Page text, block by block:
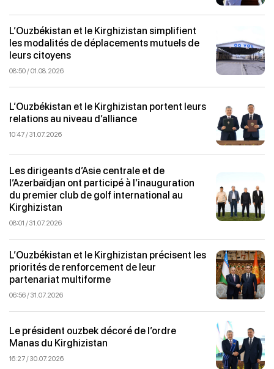
L’Ouzbékistan et le Kirghizistan simplifient
les modalités de déplacements mutuels de
leurs citoyens
08:50 / 01.08.2026
L’Ouzbékistan et le Kirghizistan portent leurs
relations au niveau d’alliance
10:47 / 31.07.2026
Les dirigeants d’Asie centrale et de
l’Azerbaïdjan ont participé à l’inauguration
du premier club de golf international au
Kirghizistan
08:01 / 31.07.2026
L’Ouzbékistan et le Kirghizistan précisent les
priorités de renforcement de leur
partenariat multiforme
06:56 / 31.07.2026
Le président ouzbek décoré de l’ordre
Manas du Kirghizistan
16:27 / 30.07.2026